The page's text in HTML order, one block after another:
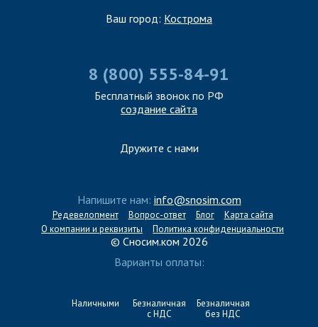
Ваш город: Кострома
8 (800) 555-84-91
Бесплатный звонок по РФ
создание сайта
Дружите с нами
Напишите нам: info@snosim.com
Редевелопмент Вопрос-ответ Блог
Карта сайта
О компании и реквизиты
Политика конфиденциальности
© Сносим.ком 2026
Варианты оплаты:
Наличными
Безналичная
с НДС
Безналичная
без НДС